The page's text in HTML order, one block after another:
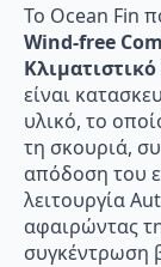
Το Ocean Fin
Wind-free
είναι
υλικό, το
τη σκουριά,
απόδοση του
λειτουργία
αφαιρώντας
συγκέντρωση